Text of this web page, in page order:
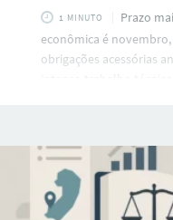
1 MINUTO
Prazo
econômica é
obrigações acessórias
intenso trabalho
entrega final enfrenta o
calendário eleitoral.
registraram cerca de